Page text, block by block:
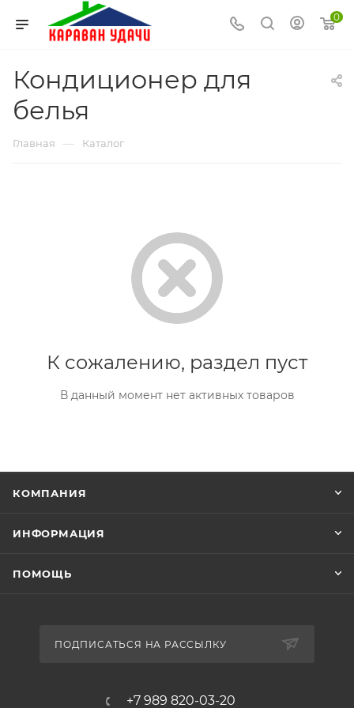
0
Кондиционер для
белья
Главная — Каталог
К сожалению, раздел пуст
В данный момент нет активных товаров
КОМПАНИЯ
ИНФОРМАЦИЯ
ПОМОЩЬ
ПОДПИСАТЬСЯ НА РАССЫЛКУ
+7 989 820-03-20